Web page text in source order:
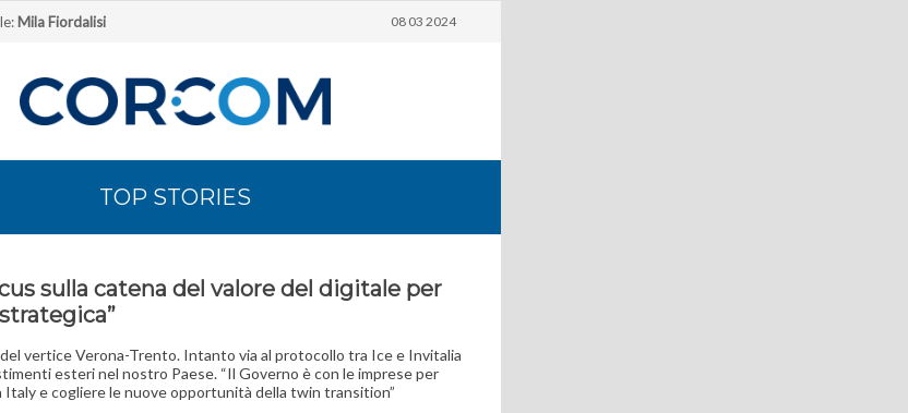
Mila Fiordalisi 08 03 2024
TOP STORIES
sulla catena del valore del digitale per
vertice Verona-Trento. Intanto via al protocollo tra Ice e Invitalia
esteri nel nostro Paese. “Il Governo è con le imprese per
Italy e cogliere le nuove opportunità della twin transition”